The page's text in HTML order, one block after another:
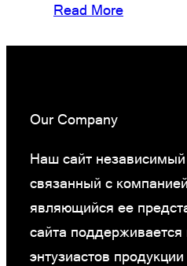
Read More
Our Company
Наш сайт независимый
связанный с
являющийся ее
сайта
энтузиастов